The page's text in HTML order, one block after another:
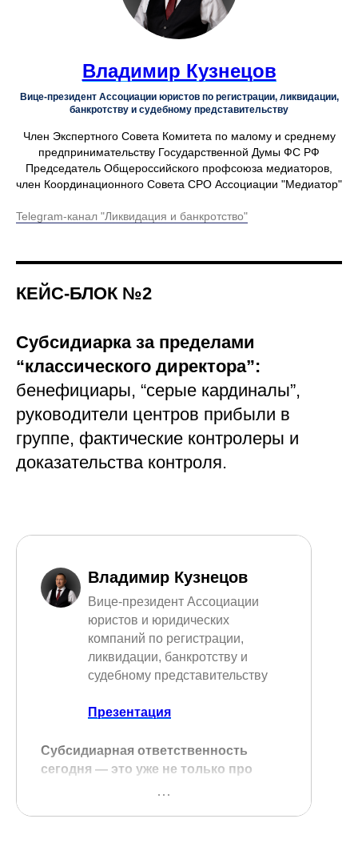
Владимир Кузнецов
Вице-президент Ассоциации юристов по регистрации, ликвидации,
банкротству и судебному представительству
Член Экспертного Совета Комитета по малому и среднему
предпринимательству Государственной Думы ФС РФ
Председатель Общероссийского профсоюза медиаторов,
член Координационного Совета СРО Ассоциации "Медиатор"
Telegram-канал "Ликвидация и банкротство"
КЕЙС-БЛОК №2
Субсидиарка за пределами
“классического директора”:
бенефициары, “серые кардиналы”,
руководители центров прибыли в
группе, фактические контролеры и
доказательства контроля.
Владимир Кузнецов
Вице-президент Ассоциации
юристов и юридических
компаний по регистрации,
ликвидации, банкротству и
судебному представительству
Презентация
Субсидиарная ответственность
сегодня — это уже не только про